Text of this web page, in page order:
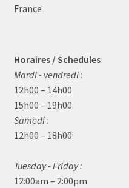
France
Horaires / Schedules
Mardi - vendredi :
12h00 – 14h00
15h00 – 19h00
Samedi :
12h00 – 18h00
Tuesday - Friday :
12:00am – 2:00pm